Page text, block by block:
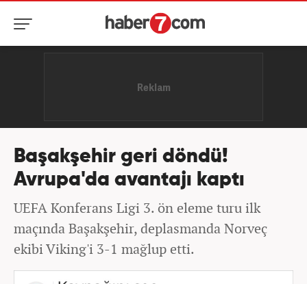
Başakşehir geri döndü!
Avrupa'da avantajı kaptı
UEFA Konferans Ligi 3. ön eleme turu ilk
maçında Başakşehir, deplasmanda Norveç
ekibi Viking'i 3-1 mağlup etti.